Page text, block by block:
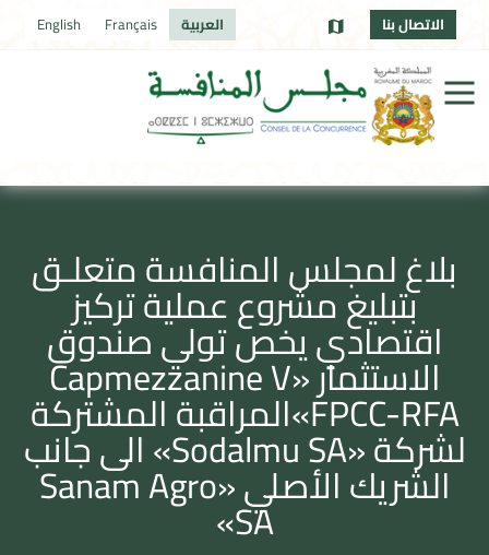
الاتصال بنا العربية Français
English
بلاغ لمجلس المنافسة متعلـق
بتبليغ مشروع عملية تركيز
اقتصادي يخص تولي صندوق
الاستثمار «Capmezzanine V
FPCC-RFA»المراقبة المشتركة
لشركة «Sodalmu SA» الى جانب
الشريك الأصلي «Sanam Agro
SA»